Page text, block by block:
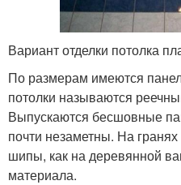
Вариант отделки потолка
По размерам имеются
потолки называются
Выпускаются бесшовные
почти незаметны. На
шипы, как на деревянной
материала.